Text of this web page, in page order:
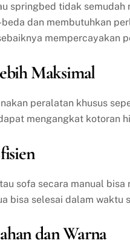
springbed tidak
dan membutuhkan
mempercayakan
Maksimal
peralatan khusus
mengangkat kotoran
sofa secara manual
bisa selesai dalam waktu
dan Warna